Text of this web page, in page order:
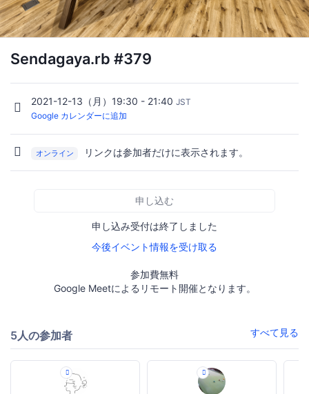
Sendagaya.rb #379
2021-12-13（月）19:30 - 21:40 JST
Google カレンダーに追加
オンライン リンクは参加者だけに表示されます。
申し込む
申し込み受付は終了しました
今後イベント情報を受け取る
参加費無料
Google Meetによるリモート開催となります。
5人の参加者 すべて見る